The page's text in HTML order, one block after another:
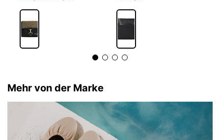
Mehr von der Marke